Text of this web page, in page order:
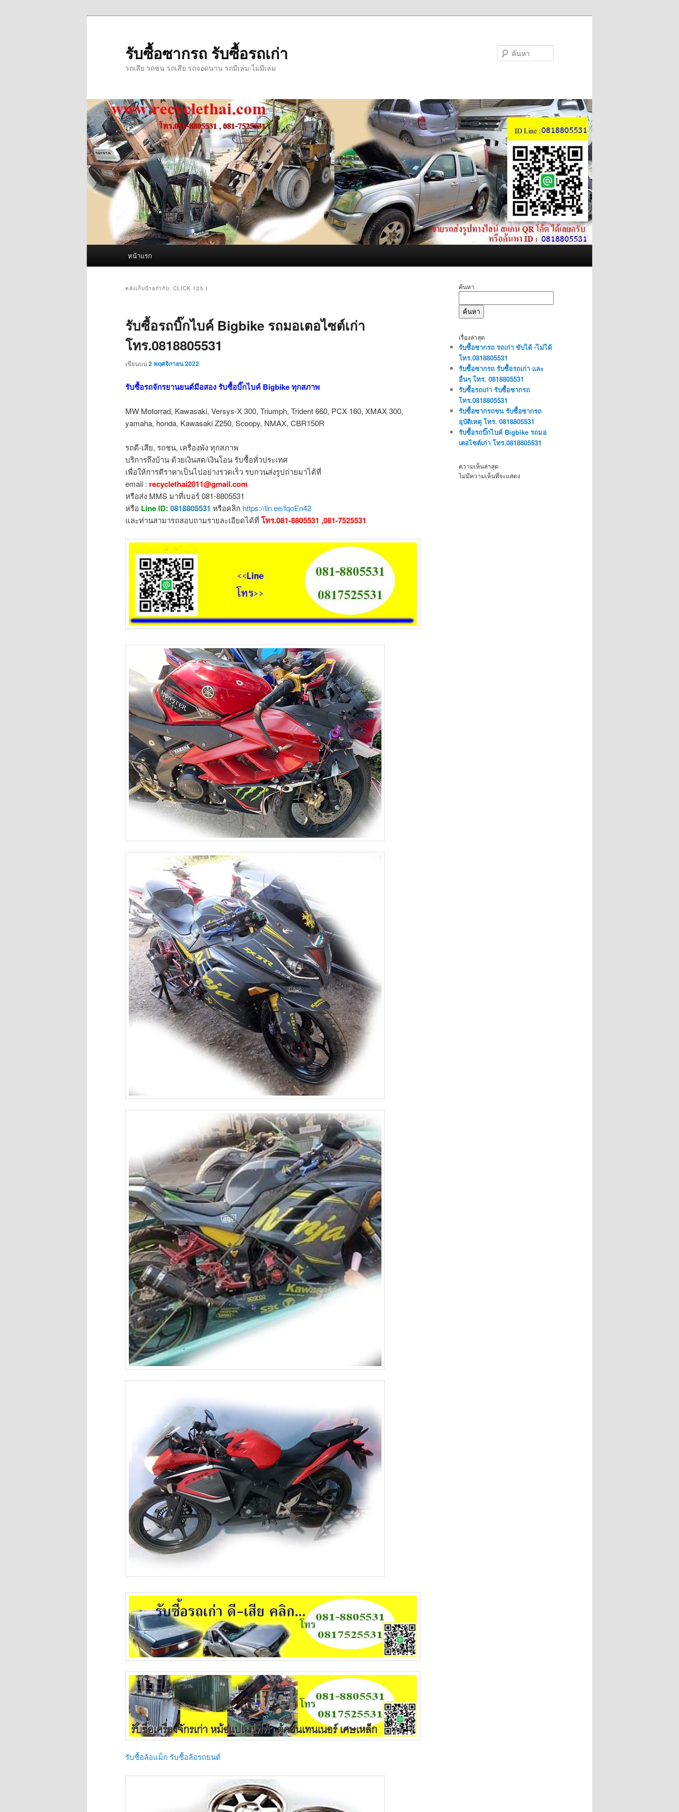
รับซื้อซากรถ รับซื้อรถเก่า
รถเสีย รถชน รถเสีย รถจอดนาน รถมีเล่ม-ไม่มีเล่ม
หน้าแรก
คลังเก็บป้ายกำกับ: CLICK 125 I
รับซื้อรถบิ๊กไบค์ Bigbike รถมอเตอไซต์เก่า
โทร.0818805531
เขียนบน2 พฤศจิกายน 2022
รับซื้อรถจักรยานยนต์มือสอง รับซื้อบิ๊กไบค์ Bigbike ทุกสภาพ
MW Motorrad, Kawasaki, Versys-X 300, Triumph, Trident 660, PCX 160, XMAX 300,
yamaha, honda, Kawasaki Z250, Scoopy, NMAX, CBR150R
รถดี-เสีย, รถชน, เครื่องพัง ทุกสภาพ
บริการถึงบ้าน ด้วยเงินสด/เงินโอน รับซื้อทั่วประเทศ
เพื่อให้การตีราคาเป็นไปอย่างรวดเร็ว รบกวนส่งรูปถ่ายมาได้ที่
email : recyclethai2011@gmail.com
หรือส่ง MMS มาที่เบอร์ 081-8805531
หรือ Line ID: 0818805531 หรือคลิก https://lin.ee/fqoEn42
และท่านสามารถสอบถามรายละเอียดได้ที่ โทร.081-8805531 ,081-7525531
รับซื้อล้อแม็ก รับซื้อล้อรถยนต์
ค้นหา
ค้นหา
เรื่องล่าสุด
รับซื้อซากรถ รถเก่า ขับได้ -ไม่ได้
โทร.0818805531
รับซื้อซากรถ รับซื้อรถเก่า และ
อื่นๆ โทร. 0818805531
รับซื้อรถเก่า รับซื้อซากรถ
โทร.0818805531
รับซื้อซากรถชน รับซื้อซากรถ
อุบัติเหตุ โทร. 0818805531
รับซื้อรถบิ๊กไบค์ Bigbike รถมอ
เตอไซต์เก่า โทร.0818805531
ความเห็นล่าสุด
ไม่มีความเห็นที่จะแสดง